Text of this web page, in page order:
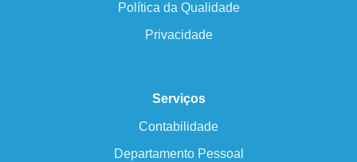
Política da Qualidade
Privacidade
Serviços
Contabilidade
Departamento Pessoal